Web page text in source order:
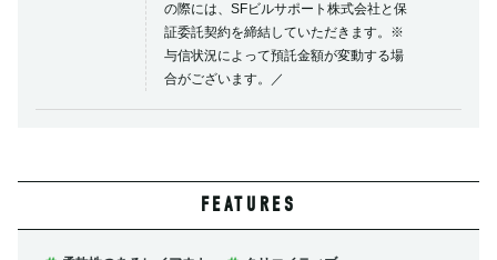
の際には、SFビルサポート株式会社と保
証委託契約を締結していただきます。※
与信状況によって預託金額が変動する場
合がございます。／
FEATURES